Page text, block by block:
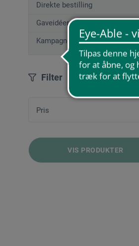
Direkte bestilling
Gaveidéer (12)
Kampagnetilbud
Filter
Pris
VIS PRODUKTER